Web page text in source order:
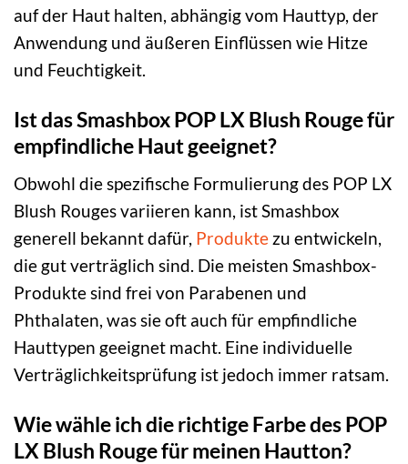
auf der Haut halten, abhängig vom Hauttyp, der
Anwendung und äußeren Einflüssen wie Hitze
und Feuchtigkeit.
Ist das Smashbox POP LX Blush Rouge für
empfindliche Haut geeignet?
Obwohl die spezifische Formulierung des POP LX
Blush Rouges variieren kann, ist Smashbox
generell bekannt dafür, Produkte zu entwickeln,
die gut verträglich sind. Die meisten Smashbox-
Produkte sind frei von Parabenen und
Phthalaten, was sie oft auch für empfindliche
Hauttypen geeignet macht. Eine individuelle
Verträglichkeitsprüfung ist jedoch immer ratsam.
Wie wähle ich die richtige Farbe des POP
LX Blush Rouge für meinen Hautton?